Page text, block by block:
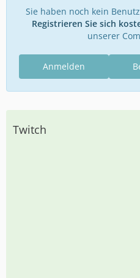
Sie haben noch kein
Registrieren Sie sich
unserer
Anmelden
Twitch